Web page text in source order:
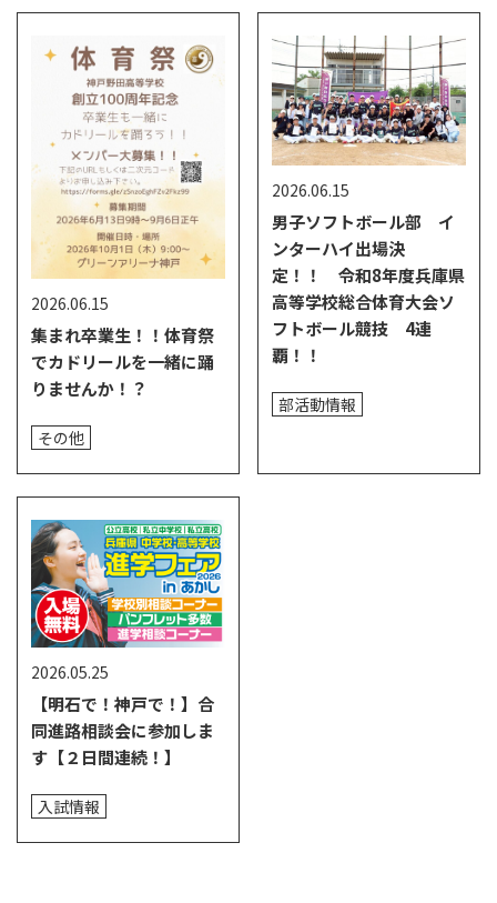
2026.06.15
集まれ卒業生！！体育祭
でカドリールを一緒に踊
りませんか！？
その他
2026.06.15
男子ソフトボール部 イ
ンターハイ出場決
定！！ 令和8年度兵庫県
高等学校総合体育大会ソ
フトボール競技 4連
覇！！
部活動情報
2026.05.25
【明石で！神戸で！】合
同進路相談会に参加しま
す【２日間連続！】
入試情報